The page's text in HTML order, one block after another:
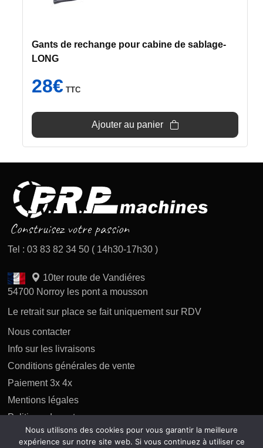
Gants de rechange pour cabine de sablage-
LONG
28€ TTC
Ajouter au panier
Tel : 03 83 82 34 50 ( 14h30-17h30 )
10ter route de Vandiéres
54700 Norroy les pont a mousson
Le retrait sur place se fait uniquement sur RDV
Nous contacter
Info sur les livraisons
Conditions générales de vente
Paiement 3x 4x
Mentions légales
Politique des retours
Politique de confidentialité
Nous utilisons des cookies pour vous garantir la meilleure
expérience sur notre site web. Si vous continuez à utiliser ce